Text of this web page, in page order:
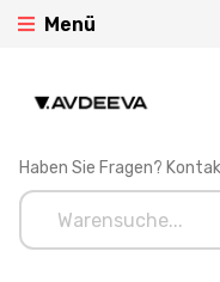
Menü
Haben Sie Fragen?